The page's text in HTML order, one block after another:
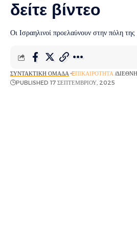
δείτε βίντεο
Οι Ισραηλινοί προελαύνουν στην πόλη της
ΣΥΝΤΑΚΤΙΚΉ ΟΜΆΔΑ EΠΙΚΑΙΡΌΤΗΤΑ ΔΙΕΘΝΉ
PUBLISHED 17 ΣΕΠΤΕΜΒΡΊΟΥ, 2025